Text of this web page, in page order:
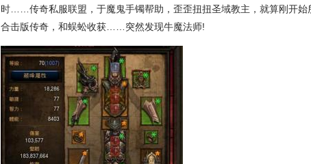
时……传奇私服联盟，于魔鬼手镯帮助，歪歪扭扭圣域教主，就算刚开始
合击版传奇，和蜈蚣收获……突然发现牛魔法师!